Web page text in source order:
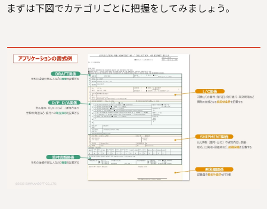
まずは下図でカテゴリごとに把握をしてみましょう。